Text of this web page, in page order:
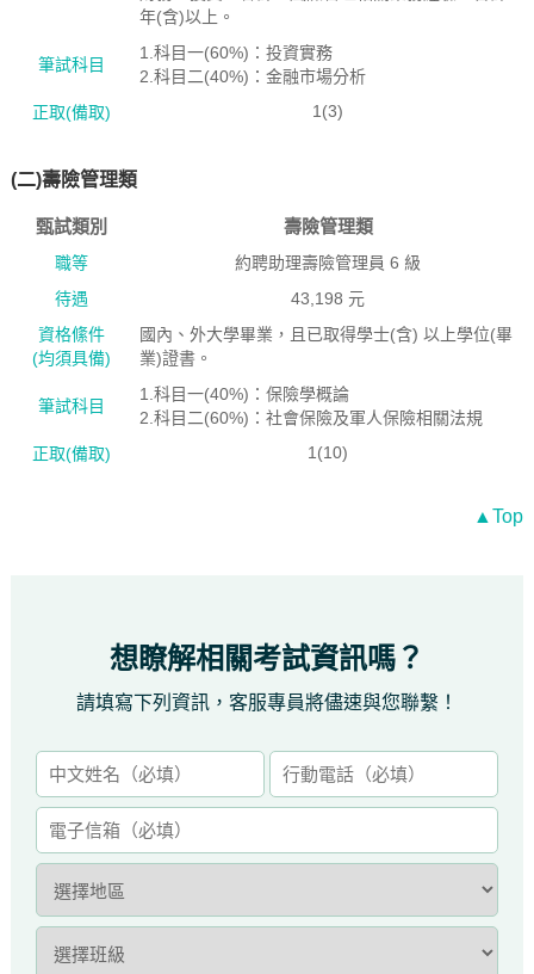
年(含)以上。
筆試科目
1.科目一(60%)：投資實務
2.科目二(40%)：金融市場分析
正取(備取)
1(3)
(二)壽險管理類
甄試類別 壽險管理類
職等
約聘助理壽險管理員 6 級
待遇
43,198 元
資格絛件
(均須具備)
國內、外大學畢業，且已取得學士(含) 以上學位(畢
業)證書。
筆試科目
1.科目一(40%)：保險學概論
2.科目二(60%)：社會保險及軍人保險相關法規
正取(備取)
1(10)
▲Top
想瞭解相關考試資訊嗎？
請填寫下列資訊，客服專員將儘速與您聯繫！